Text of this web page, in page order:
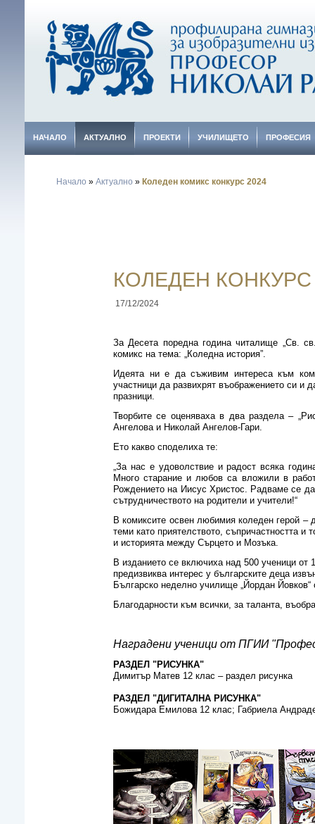
НАЧАЛО АКТУАЛНО ПРОЕКТИ УЧИЛИЩЕТО ПРОФЕСИЯ
Начало » Актуално » Коледен комикс конкурс 2024
КОЛЕДЕН
17/12/2024
За Десета поредна година читалище „Св.
комикс на тема: „Коледна история”.
Идеята ни е да съживим интереса към
участници да развихрят въображението си и
празници.
Творбите се оценяваха в два раздела –
Ангелова и Николай Ангелов-Гари.
Ето какво споделиха те:
„За нас е удоволствие и радост всяка
Много старание и любов са вложили в
Рождението на Иисус Христос. Радваме се
сътрудничеството на родители и учители!“
В комиксите освен любимия коледен герой
теми като приятелството, съпричастността
и историята между Сърцето и Мозъка.
В изданието се включиха над 500 ученици от
предизвиква интерес у българските деца
Българско неделно училище „Йордан
Благодарности към всички, за таланта,
Наградени ученици от ПГИИ
РАЗДЕЛ "РИСУНКА"
Димитър Матев 12 клас – раздел рисунка
РАЗДЕЛ "ДИГИТАЛНА РИСУНКА"
Божидара Емилова 12 клас; Габриела